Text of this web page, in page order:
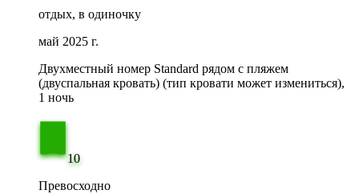
отдых, в одиночку
май 2025 г.
Двухместный номер Standard рядом с пляжем
(двуспальная кровать) (тип кровати может измениться),
1 ночь
10
Превосходно